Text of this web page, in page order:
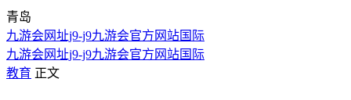
青岛
九游会网址j9-j9九游会官方网站国际
九游会网址j9-j9九游会官方网站国际
教育 正文